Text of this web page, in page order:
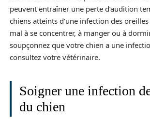
peuvent entraîner une perte d’audition
chiens atteints d’une infection des
mal à se concentrer, à manger ou à
soupçonnez que votre chien a une
consultez votre vétérinaire.
Soigner une infection
du chien